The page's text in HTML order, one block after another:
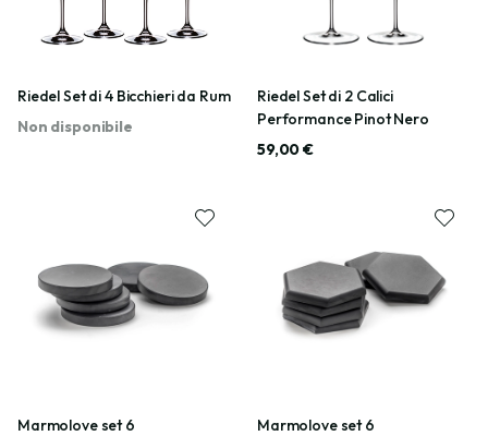
Riedel Set di 4 Bicchieri da Rum
Non disponibile
Riedel Set di 2 Calici
Performance Pinot Nero
59,00 €
Marmolove set 6
Marmolove set 6